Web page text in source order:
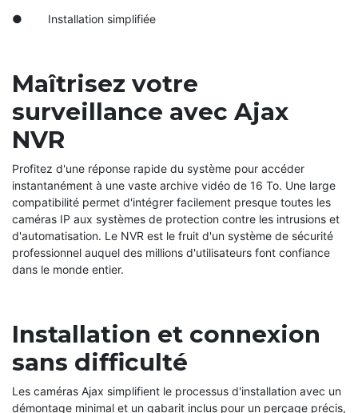
● Installation simplifiée
Maîtrisez votre
surveillance avec Ajax
NVR
Profitez d'une réponse rapide du système pour accéder
instantanément à une vaste archive vidéo de 16 To. Une large
compatibilité permet d'intégrer facilement presque toutes les
caméras IP aux systèmes de protection contre les intrusions et
d'automatisation. Le NVR est le fruit d'un système de sécurité
professionnel auquel des millions d'utilisateurs font confiance
dans le monde entier.
Installation et connexion
sans difficulté
Les caméras Ajax simplifient le processus d'installation avec un
démontage minimal et un gabarit inclus pour un perçage précis,